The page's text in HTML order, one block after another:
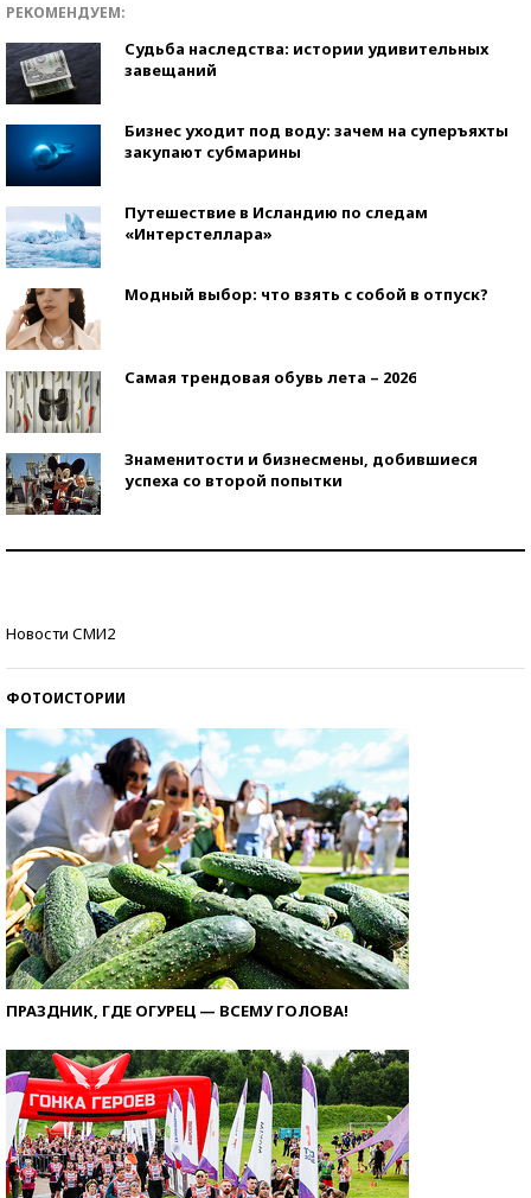
РЕКОМЕНДУЕМ:
Судьба наследства: истории удивительных
завещаний
Бизнес уходит под воду: зачем на суперъяхты
закупают субмарины
Путешествие в Исландию по следам
«Интерстеллара»
Модный выбор: что взять с собой в отпуск?
Самая трендовая обувь лета – 2026
Знаменитости и бизнесмены, добившиеся
успеха со второй попытки
Новости СМИ2
ФОТОИСТОРИИ
ПРАЗДНИК, ГДЕ ОГУРЕЦ — ВСЕМУ ГОЛОВА!